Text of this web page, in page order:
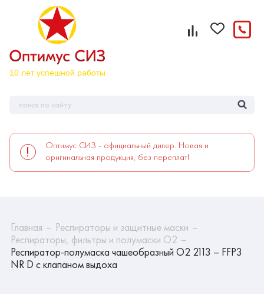
Оптимус СИЗ - официальный дилер. Новая и
оригинальная продукция, без переплат!
Главная
Респираторы и защитные маски
Респираторы, фильтры и полумаски О2
Респиратор-полумаска чашеобразный О2 2113 – FFP3
NR D c клапаном выдоха